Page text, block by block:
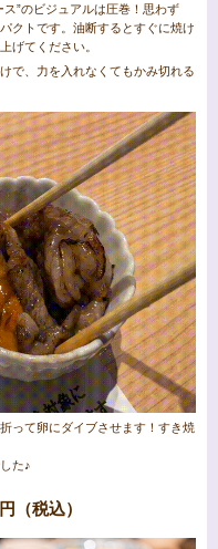
”のビジュアルは圧巻！思わず
クトです。油断するとすぐに焼け
げてください。
で、力を入れなくてもかみ切れる
って卵にダイブさせます！すき焼
た♪
（税込）